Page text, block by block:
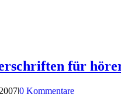
für
|0 Kommentare